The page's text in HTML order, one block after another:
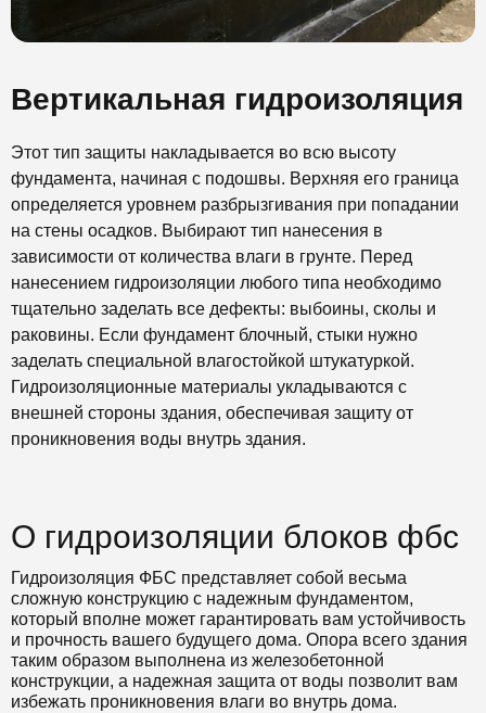
Вертикальная гидроизоляция
Этот тип защиты накладывается во всю высоту
фундамента, начиная с подошвы. Верхняя его граница
определяется уровнем разбрызгивания при попадании
на стены осадков. Выбирают тип нанесения в
зависимости от количества влаги в грунте. Перед
нанесением гидроизоляции любого типа необходимо
тщательно заделать все дефекты: выбоины, сколы и
раковины. Если фундамент блочный, стыки нужно
заделать специальной влагостойкой штукатуркой.
Гидроизоляционные материалы укладываются с
внешней стороны здания, обеспечивая защиту от
проникновения воды внутрь здания.
О гидроизоляции блоков фбс
Гидроизоляция ФБС представляет собой весьма
сложную конструкцию с надежным фундаментом,
который вполне может гарантировать вам устойчивость
и прочность вашего будущего дома. Опора всего здания
таким образом выполнена из железобетонной
конструкции, а надежная защита от воды позволит вам
избежать проникновения влаги во внутрь дома.